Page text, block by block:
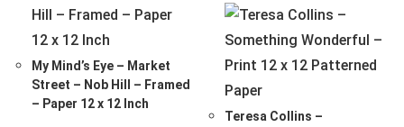
My Mind’s Eye – Market
Street – Nob Hill – Framed
– Paper 12 x 12 Inch
Teresa Collins –